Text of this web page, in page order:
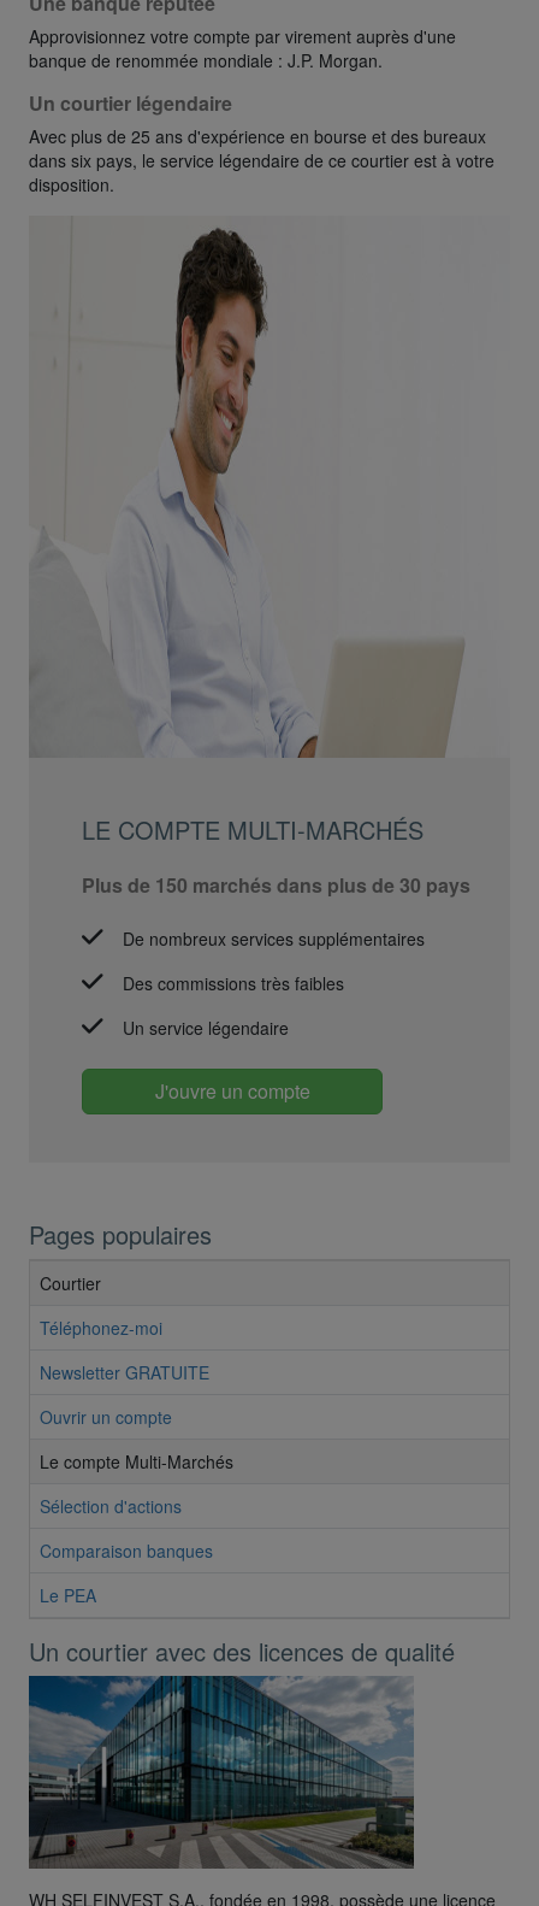
Approvisionnez votre compte par virement auprès d'une
banque de renommée mondiale : J.P. Morgan.
Un courtier légendaire
Avec plus de 25 ans d'expérience en bourse et des bureaux
dans six pays, le service légendaire de ce courtier est à votre
disposition.
LE COMPTE MULTI-MARCHÉS
Plus de 150 marchés dans plus de 30 pays
De nombreux services supplémentaires
Des commissions très faibles
Un service légendaire
J'ouvre un compte
Pages populaires
Courtier
Téléphonez-moi
Newsletter GRATUITE
Ouvrir un compte
Le compte Multi-Marchés
Sélection d'actions
Comparaison banques
Le PEA
Un courtier avec des licences de qualité
WH SELFINVEST S.A., fondée en 1998, possède une licence